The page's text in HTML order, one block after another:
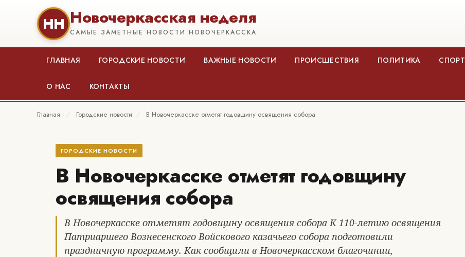
НН Новочеркасская неделя
САМЫЕ ЗАМЕТНЫЕ НОВОСТИ НОВОЧЕРКАССКА
ГЛАВНАЯ ГОРОДСКИЕ НОВОСТИ ВАЖНЫЕ НОВОСТИ ПРОИСШЕСТВИЯ ПОЛИТИКА СПОРТ
О НАС КОНТАКТЫ
Главная / Городские новости / В Новочеркасске отметят годовщину освящения собора
ГОРОДСКИЕ НОВОСТИ
В Новочеркасске отметят годовщину
освящения собора
В Новочеркасске отметят годовщину освящения собора К 110-летию освящения
Патриаршего Вознесенского Войскового казачьего собора подготовили
праздничную программу. Как сообщили в Новочеркасском благочинии,